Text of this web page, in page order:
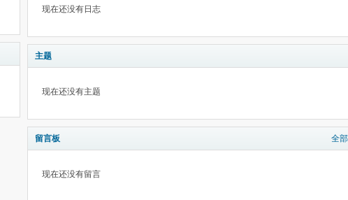
现在还没有日志
主题
现在还没有主题
留言板 全部
现在还没有留言